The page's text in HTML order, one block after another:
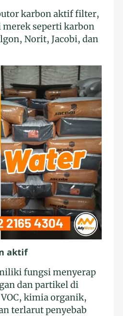
karbon aktif filter,
merek seperti karbon
Norit, Jacobi, dan
aktif
fungsi menyerap
dan partikel di
kimia organik,
terlarut penyebab